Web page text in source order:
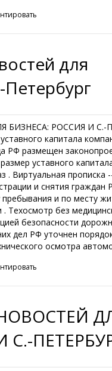
для
Петербург
РОССИЯ И С.-
капитала
РФ размещен
уставного
. Виртуальная прописка
и снятия граждан
и по месту
Техосмотр без
безопасности
дел РФ уточнен
осмотра
С.-